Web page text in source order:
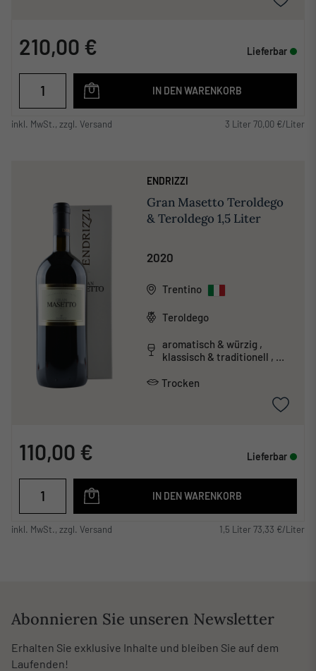
210,00 € Lieferbar
IN DEN WARENKORB
inkl. MwSt., zzgl. Versand 3 Liter 70,00 €/Liter
ENDRIZZI
Gran Masetto Teroldego
& Teroldego 1,5 Liter
2020
Trentino
Teroldego
aromatisch & würzig ,
klassisch & traditionell ,
Trocken
110,00 € Lieferbar
IN DEN WARENKORB
inkl. MwSt., zzgl. Versand 1,5 Liter 73,33 €/Liter
Abonnieren Sie unseren Newsletter
Erhalten Sie exklusive Inhalte und bleiben Sie auf dem
Laufenden!